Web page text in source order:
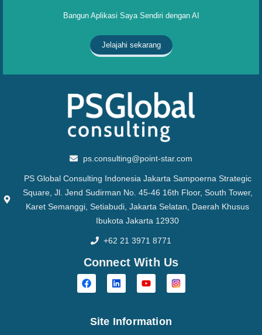
Bangun Aplikasi Saya Sendiri dengan AI
Jelajahi sekarang
ps.consulting@point-star.com
PS Global Consulting Indonesia Jakarta Sampoerna Strategic
Square, Jl. Jend Sudirman No. 45-46 16th Floor, South Tower,
Karet Semanggi, Setiabudi, Jakarta Selatan, Daerah Khusus
Ibukota Jakarta 12930
+62 21 3971 8771
Connect With Us
Site Information